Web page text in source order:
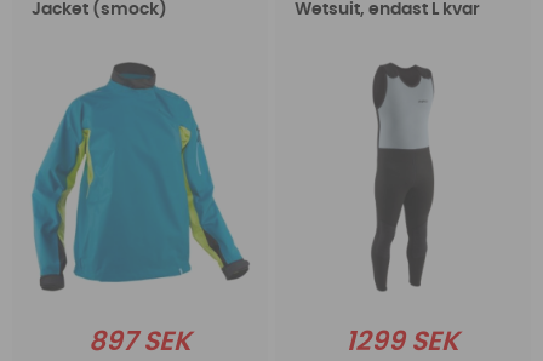
Jacket (smock)
897 SEK
Wetsuit, endast L kvar
1299 SEK